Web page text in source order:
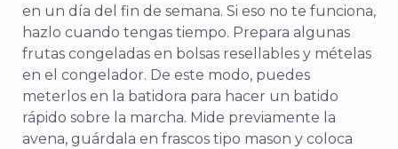
en un día del fin de semana. Si eso no te funciona,
hazlo cuando tengas tiempo. Prepara algunas
frutas congeladas en bolsas resellables y mételas
en el congelador. De este modo, puedes
meterlos en la batidora para hacer un batido
rápido sobre la marcha. Mide previamente la
avena, guárdala en frascos tipo mason y coloca